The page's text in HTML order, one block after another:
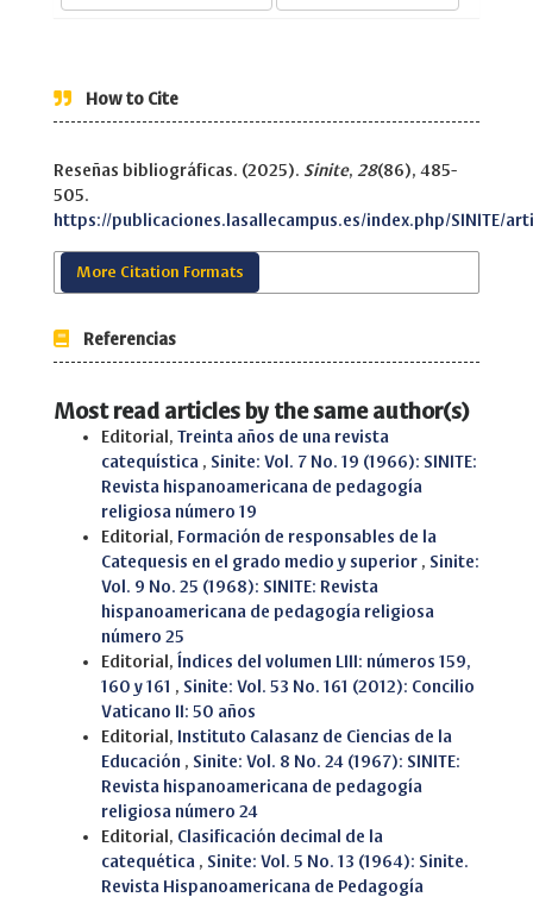
How to Cite
Reseñas bibliográficas. (2025). Sinite, 28(86), 485-
505.
https://publicaciones.lasallecampus.es/index.php/SINITE/
More Citation Formats
Referencias
Most read articles by the same author(s)
Editorial, Treinta años de una revista
catequística , Sinite: Vol. 7 No. 19 (1966): SINITE:
Revista hispanoamericana de pedagogía
religiosa número 19
Editorial, Formación de responsables de la
Catequesis en el grado medio y superior , Sinite:
Vol. 9 No. 25 (1968): SINITE: Revista
hispanoamericana de pedagogía religiosa
número 25
Editorial, Índices del volumen LIII: números 159,
160 y 161 , Sinite: Vol. 53 No. 161 (2012): Concilio
Vaticano II: 50 años
Editorial, Instituto Calasanz de Ciencias de la
Educación , Sinite: Vol. 8 No. 24 (1967): SINITE:
Revista hispanoamericana de pedagogía
religiosa número 24
Editorial, Clasificación decimal de la
catequética , Sinite: Vol. 5 No. 13 (1964): Sinite.
Revista Hispanoamericana de Pedagogía